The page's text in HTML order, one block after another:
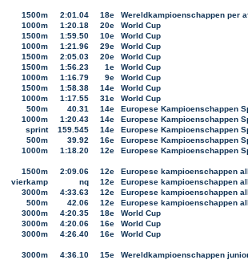
1500m
2:01.04 18e Wereldkampioenschappen per
1000m
1:20.18 20e World Cup
1500m
1:59.50 10e World Cup
1000m
1:21.96 29e World Cup
1500m
2:05.03 20e World Cup
1500m
1:56.23 1e World Cup
1000m
1:16.79 9e World Cup
1500m
1:58.38 14e World Cup
1000m
1:17.55 31e World Cup
500m
40.31 14e Europese Kampioenschappen
1000m
1:20.43 14e Europese Kampioenschappen
sprint
159.545 14e Europese Kampioenschappen
500m
39.92 16e Europese Kampioenschappen
1000m
1:18.20 12e Europese Kampioenschappen
1500m
2:09.06 12e Europese kampioenschappen
vierkamp
nq 12e Europese kampioenschappen
3000m
4:33.63 12e Europese kampioenschappen
500m
42.06 12e Europese kampioenschappen
3000m
4:20.35 18e World Cup
3000m
4:20.06 16e World Cup
3000m
4:26.40 16e World Cup
3000m
4:36.10 15e Wereldkampioenschappen